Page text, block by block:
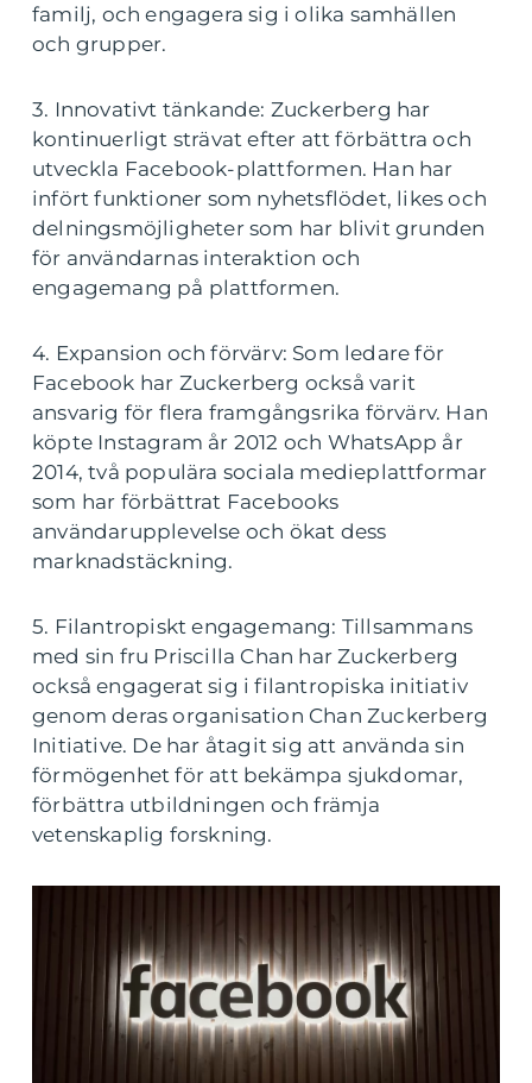
familj, och engagera sig i olika samhällen
och grupper.
3. Innovativt tänkande: Zuckerberg har
kontinuerligt strävat efter att förbättra och
utveckla Facebook-plattformen. Han har
infört funktioner som nyhetsflödet, likes och
delningsmöjligheter som har blivit grunden
för användarnas interaktion och
engagemang på plattformen.
4. Expansion och förvärv: Som ledare för
Facebook har Zuckerberg också varit
ansvarig för flera framgångsrika förvärv. Han
köpte Instagram år 2012 och WhatsApp år
2014, två populära sociala medieplattformar
som har förbättrat Facebooks
användarupplevelse och ökat dess
marknadstäckning.
5. Filantropiskt engagemang: Tillsammans
med sin fru Priscilla Chan har Zuckerberg
också engagerat sig i filantropiska initiativ
genom deras organisation Chan Zuckerberg
Initiative. De har åtagit sig att använda sin
förmögenhet för att bekämpa sjukdomar,
förbättra utbildningen och främja
vetenskaplig forskning.